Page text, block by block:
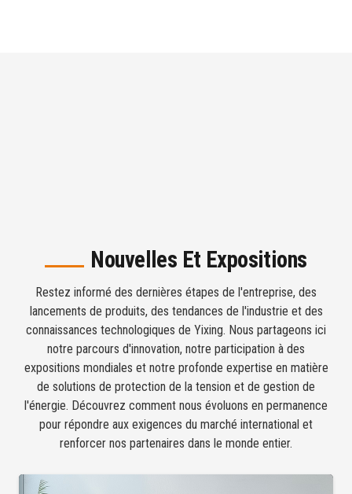
Nouvelles Et Expositions
Restez informé des dernières étapes de l'entreprise, des
lancements de produits, des tendances de l'industrie et des
connaissances technologiques de Yixing. Nous partageons ici
notre parcours d'innovation, notre participation à des
expositions mondiales et notre profonde expertise en matière
de solutions de protection de la tension et de gestion de
l'énergie. Découvrez comment nous évoluons en permanence
pour répondre aux exigences du marché international et
renforcer nos partenaires dans le monde entier.